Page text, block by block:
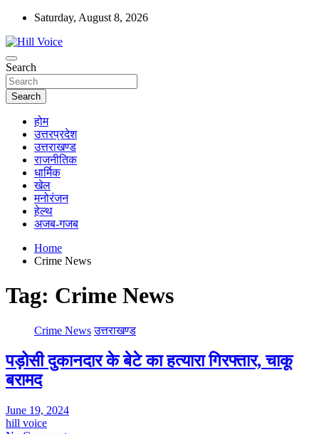
Skip
content
Saturday, August 8, 2026
Hill Voice
न्यूज़ पोर्टल
Search
Search
होम
उत्तरप्रदेश
उत्तराखण्ड
राजनीतिक
धार्मिक
खेल
मनोरंजन
हेल्थ
अजब-गजब
Home
Crime News
Tag: Crime News
Crime News उत्तराखण्ड
पड़ोसी दुकानदार के बेटे का हत्यारा गिरफ्तार, चाकू
बरामद
June 19, 2024
hill voice